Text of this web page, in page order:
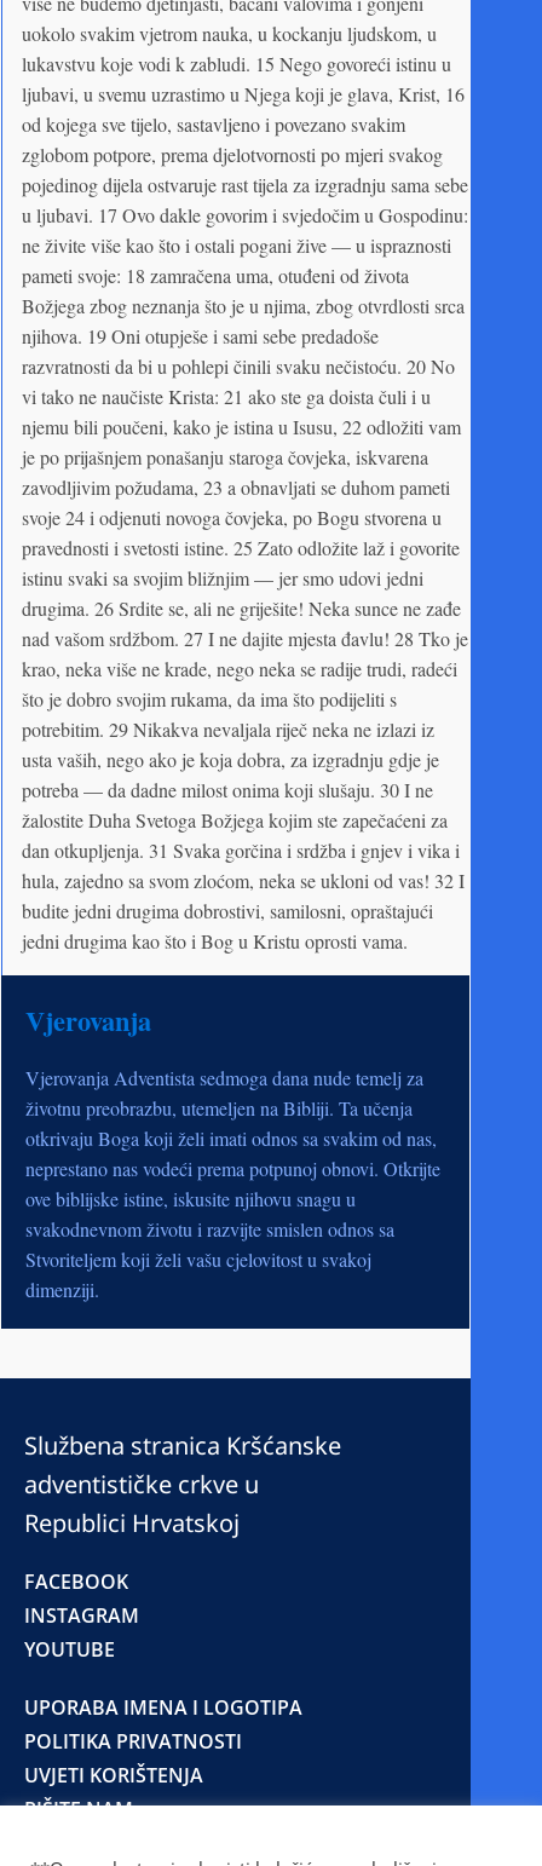
uokolo svakim vjetrom nauka, u kockanju ljudskom, u
lukavstvu koje vodi k zabludi. 15 Nego govoreći istinu u
ljubavi, u svemu uzrastimo u Njega koji je glava, Krist, 16
od kojega sve tijelo, sastavljeno i povezano svakim
zglobom potpore, prema djelotvornosti po mjeri svakog
pojedinog dijela ostvaruje rast tijela za izgradnju sama sebe
u ljubavi. 17 Ovo dakle govorim i svjedočim u Gospodinu:
ne živite više kao što i ostali pogani žive — u ispraznosti
pameti svoje: 18 zamračena uma, otuđeni od života
Božjega zbog neznanja što je u njima, zbog otvrdlosti srca
njihova. 19 Oni otupješe i sami sebe predadoše
razvratnosti da bi u pohlepi činili svaku nečistoću. 20 No
vi tako ne naučiste Krista: 21 ako ste ga doista čuli i u
njemu bili poučeni, kako je istina u Isusu, 22 odložiti vam
je po prijašnjem ponašanju staroga čovjeka, iskvarena
zavodljivim požudama, 23 a obnavljati se duhom pameti
svoje 24 i odjenuti novoga čovjeka, po Bogu stvorena u
pravednosti i svetosti istine. 25 Zato odložite laž i govorite
istinu svaki sa svojim bližnjim — jer smo udovi jedni
drugima. 26 Srdite se, ali ne griješite! Neka sunce ne zađe
nad vašom srdžbom. 27 I ne dajite mjesta đavlu! 28 Tko je
krao, neka više ne krade, nego neka se radije trudi, radeći
što je dobro svojim rukama, da ima što podijeliti s
potrebitim. 29 Nikakva nevaljala riječ neka ne izlazi iz
usta vaših, nego ako je koja dobra, za izgradnju gdje je
potreba — da dadne milost onima koji slušaju. 30 I ne
žalostite Duha Svetoga Božjega kojim ste zapečaćeni za
dan otkupljenja. 31 Svaka gorčina i srdžba i gnjev i vika i
hula, zajedno sa svom zloćom, neka se ukloni od vas! 32 I
budite jedni drugima dobrostivi, samilosni, opraštajući
jedni drugima kao što i Bog u Kristu oprosti vama.
Vjerovanja
Vjerovanja Adventista sedmoga dana nude temelj za
životnu preobrazbu, utemeljen na Bibliji. Ta učenja
otkrivaju Boga koji želi imati odnos sa svakim od nas,
neprestano nas vodeći prema potpunoj obnovi. Otkrijte
ove biblijske istine, iskusite njihovu snagu u
svakodnevnom životu i razvijte smislen odnos sa
Stvoriteljem koji želi vašu cjelovitost u svakoj
dimenziji.
Službena stranica Kršćanske
adventističke crkve u
Republici Hrvatskoj
FACEBOOK
INSTAGRAM
YOUTUBE
UPORABA IMENA I LOGOTIPA
POLITIKA PRIVATNOSTI
UVJETI KORIŠTENJA
PIŠITE NAM